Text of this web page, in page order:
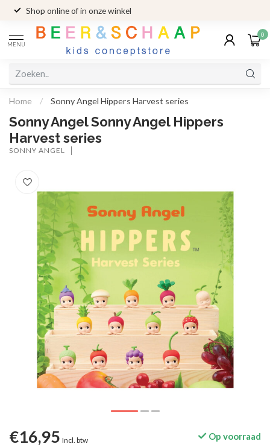
Shop online of in onze winkel
MENU
0
Home / Sonny Angel Hippers Harvest series
Sonny Angel Sonny Angel Hippers
Harvest series
SONNY ANGEL
€16,95 Incl. btw Op voorraad